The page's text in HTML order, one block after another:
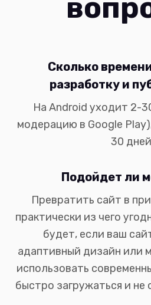
Сколько
разработку и
На Android уходит 2-
модерацию в Google
30
Подойдет ли
Превратить сайт в
практически из чего
будет, если ваш
адаптивный дизайн или
использовать
быстро загружаться и